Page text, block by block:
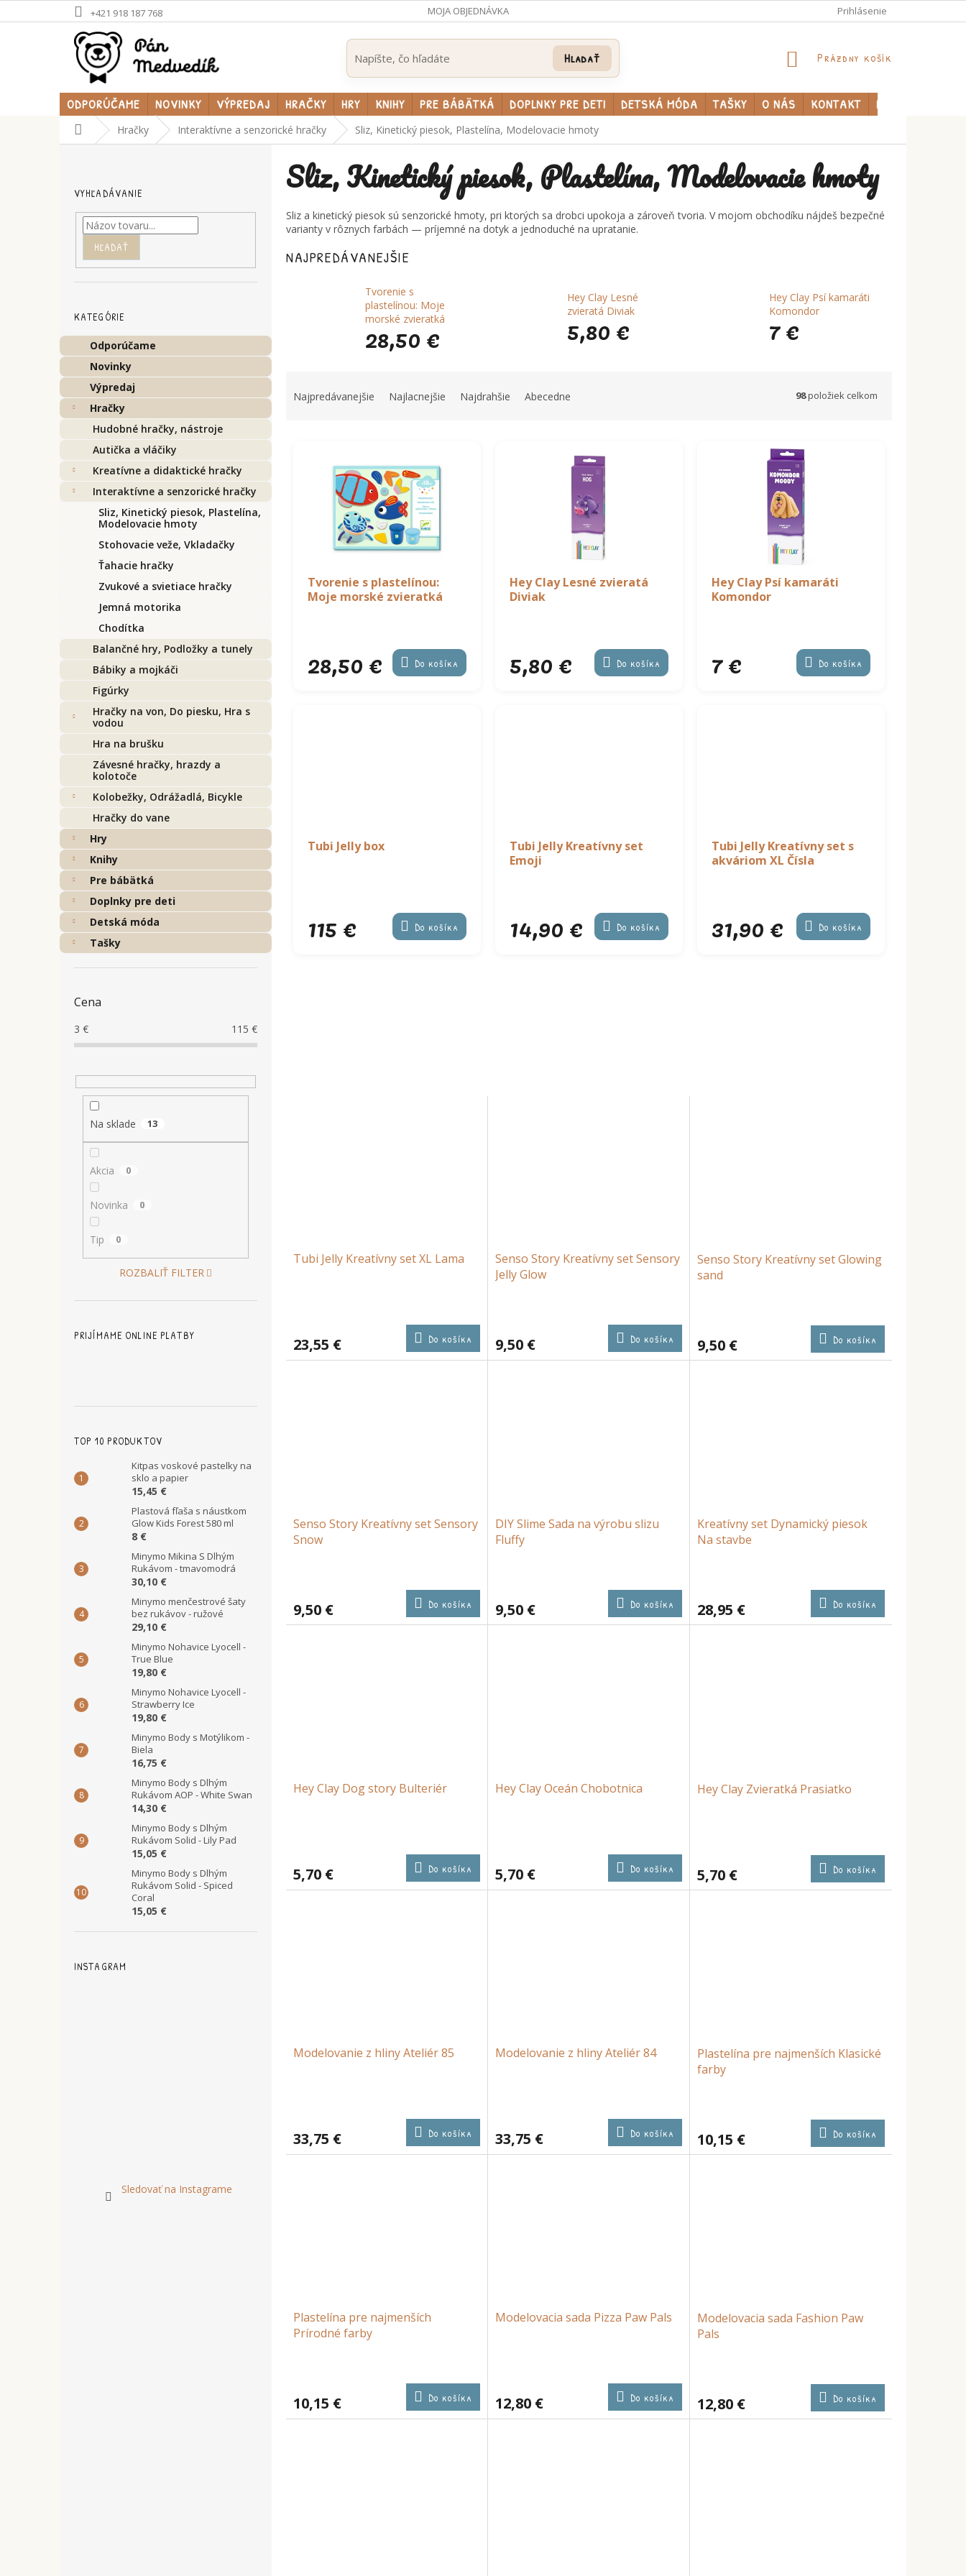
na
+421 918 187 768 MOJA OBJEDNÁVKA Prihlásenie
Hľadať
NÁKUPNÝ
Prázdny košík
ODPORÚČAME NOVINKY VÝPREDAJ HRAČKY HRY KNIHY PRE BÁBÄTKÁ DOPLNKY PRE DETI DETSKÁ MÓDA TAŠKY O NÁS KONTAKT PREDÁVANÉ
DomovHračky Interaktívne a senzorické hračky Sliz, Kinetický piesok, Plastelína, Modelovacie hmoty
VYHĽADÁVANIE
HĽADAŤ
kategórie
KATEGÓRIE
Odporúčame
Novinky
Výpredaj
Hračky
Hudobné hračky, nástroje
Autička a vláčiky
Kreatívne a didaktické hračky
Interaktívne a senzorické hračky
Sliz, Kinetický piesok, Plastelína,
Modelovacie hmoty
Stohovacie veže, Vkladačky
Ťahacie hračky
Zvukové a svietiace hračky
Jemná motorika
Chodítka
Balančné hry, Podložky a tunely
Bábiky a mojkáči
Figúrky
Hračky na von, Do piesku, Hra s
vodou
Hra na brušku
Závesné hračky, hrazdy a
kolotoče
Kolobežky, Odrážadlá, Bicykle
Hračky do vane
Hry
Knihy
Pre bábätká
Doplnky pre deti
Detská móda
Tašky
Cena
3 € 115 €
Na sklade 13
Akcia 0
Novinka 0
Tip 0
ROZBALIŤ FILTER
PRIJÍMAME ONLINE PLATBY
TOP 10 PRODUKTOV
Kitpas voskové pastelky na
sklo a papier
15,45 €
Plastová fľaša s náustkom
Glow Kids Forest 580 ml
8 €
Minymo Mikina S Dlhým
Rukávom - tmavomodrá
30,10 €
Minymo menčestrové šaty
bez rukávov - ružové
29,10 €
Minymo Nohavice Lyocell -
True Blue
19,80 €
Minymo Nohavice Lyocell -
Strawberry Ice
19,80 €
Minymo Body s Motýlikom -
Biela
16,75 €
Minymo Body s Dlhým
Rukávom AOP - White Swan
14,30 €
Minymo Body s Dlhým
Rukávom Solid - Lily Pad
15,05 €
Minymo Body s Dlhým
Rukávom Solid - Spiced
Coral
15,05 €
INSTAGRAM
Sledovať na Instagrame
Sliz, Kinetický piesok, Plastelína, Modelovacie hmoty
Sliz a kinetický piesok sú senzorické hmoty, pri ktorých sa drobci upokoja a zároveň tvoria. V mojom obchodíku nájdeš bezpečné
varianty v rôznych farbách — príjemné na dotyk a jednoduché na upratanie.
NAJPREDÁVANEJŠIE
Tvorenie s
plastelínou: Moje
morské zvieratká
28,50 €
Hey Clay Lesné
zvieratá Diviak
5,80 €
Hey Clay Psí kamaráti
Komondor
7 €
Najpredávanejšie Najlacnejšie Najdrahšie Abecedne 98položiek celkom
Tvorenie s plastelínou:
Moje morské zvieratká
28,50 € Do košíka
Hey Clay Lesné zvieratá
Diviak
5,80 € Do košíka
Hey Clay Psí kamaráti
Komondor
7 € Do košíka
Tubi Jelly box
115 € Do košíka
Tubi Jelly Kreatívny set
Emoji
14,90 € Do košíka
Tubi Jelly Kreatívny set s
akváriom XL Čísla
31,90 € Do košíka
Tubi Jelly Kreatívny set XL Lama
23,55 € Do košíka
Senso Story Kreatívny set Sensory
Jelly Glow
9,50 € Do košíka
Senso Story Kreatívny set Glowing
sand
9,50 € Do košíka
Senso Story Kreatívny set Sensory
Snow
9,50 € Do košíka
DIY Slime Sada na výrobu slizu
Fluffy
9,50 € Do košíka
Kreatívny set Dynamický piesok
Na stavbe
28,95 € Do košíka
Hey Clay Dog story Bulteriér
5,70 € Do košíka
Hey Clay Oceán Chobotnica
5,70 € Do košíka
Hey Clay Zvieratká Prasiatko
5,70 € Do košíka
Modelovanie z hliny Ateliér 85
33,75 € Do košíka
Modelovanie z hliny Ateliér 84
33,75 € Do košíka
Plastelína pre najmenších Klasické
farby
10,15 € Do košíka
Plastelína pre najmenších
Prírodné farby
10,15 € Do košíka
Modelovacia sada Pizza Paw Pals
12,80 € Do košíka
Modelovacia sada Fashion Paw
Pals
12,80 € Do košíka